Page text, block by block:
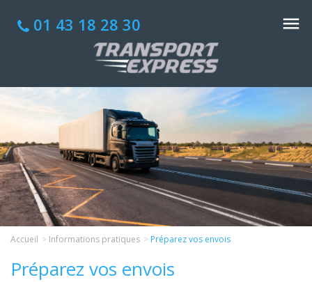
01 43 18 28 30
Accueil Informations pratiques Préparez vos envois
Préparez vos envois